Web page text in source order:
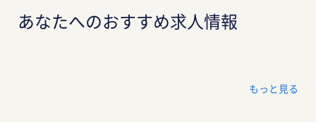
あなたへのおすすめ求人情報
もっと見る